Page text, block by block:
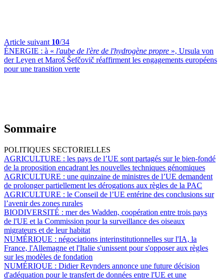
Article suivant 10/34
ÉNERGIE : à « l'aube de l'ère de l'hydrogène propre », Ursula von
der Leyen et Maroš Šefčovič réaffirment les engagements européens
pour une transition verte
Sommaire
POLITIQUES SECTORIELLES
AGRICULTURE : les pays de l’UE sont partagés sur le bien-fondé
de la proposition encadrant les nouvelles techniques génomiques
AGRICULTURE : une quinzaine de ministres de l’UE demandent
de prolonger partiellement les dérogations aux règles de la PAC
AGRICULTURE : le Conseil de l’UE entérine des conclusions sur
l’avenir des zones rurales
BIODIVERSITÉ : mer des Wadden, coopération entre trois pays
de l'UE et la Commission pour la surveillance des oiseaux
migrateurs et de leur habitat
NUMÉRIQUE : négociations interinstitutionnelles sur l'IA, la
France, l'Allemagne et l'Italie s'unissent pour s'opposer aux règles
sur les modèles de fondation
NUMÉRIQUE : Didier Reynders annonce une future décision
d'adéquation pour le transfert de données entre l'UE et une